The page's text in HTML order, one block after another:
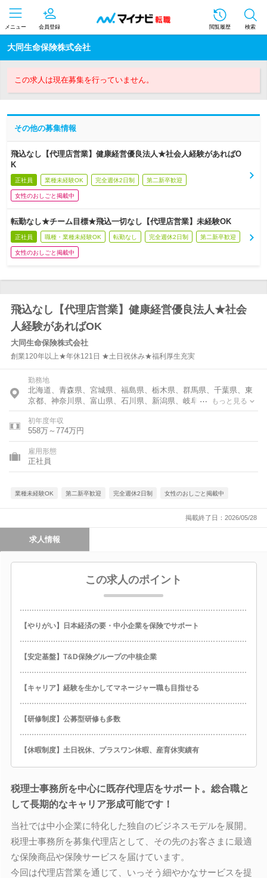
メニュー 会員登録 閲覧履歴 検索
大同生命保険株式会社
この求人は現在募集を行っていません。
その他の募集情報
飛込なし【代理店営業】健康経営優良法人★社会人経験があればO
K
正社員 業種未経験OK 完全週休2日制 第二新卒歓迎
女性のおしごと掲載中
転勤なし★チーム目標★飛込一切なし【代理店営業】未経験OK
正社員 職種・業種未経験OK 転勤なし 完全週休2日制 第二新卒歓迎
女性のおしごと掲載中
飛込なし【代理店営業】健康経営優良法人★社会
人経験があればOK
大同生命保険株式会社
創業120年以上★年休121日 ★土日祝休み★福利厚生充実
勤務地
北海道、青森県、宮城県、福島県、栃木県、群馬県、千葉県、東
京都、神奈川県、富山県、石川県、新潟県、岐阜県、静岡県、愛
知県、大阪府、広島県、福岡県、沖縄県
もっと見る
初年度年収
558万～774万円
雇用形態
正社員
業種未経験OK 第二新卒歓迎 完全週休2日制 女性のおしごと掲載中
掲載終了日：2026/05/28
求人情報
この求人のポイント
【やりがい】日本経済の要・中小企業を保険でサポート
【安定基盤】T&D保険グループの中核企業
【キャリア】経験を生かしてマネージャー職も目指せる
【研修制度】公募型研修も多数
【休暇制度】土日祝休、プラスワン休暇、産育休実績有
税理士事務所を中心に既存代理店をサポート。総合職と
して長期的なキャリア形成可能です！
当社では中小企業に特化した独自のビジネスモデルを展開。
税理士事務所を募集代理店として、その先のお客さまに最適
な保険商品や保険サービスを届けています。
今回は代理店営業を通じて、いっそう細やかなサービスを提